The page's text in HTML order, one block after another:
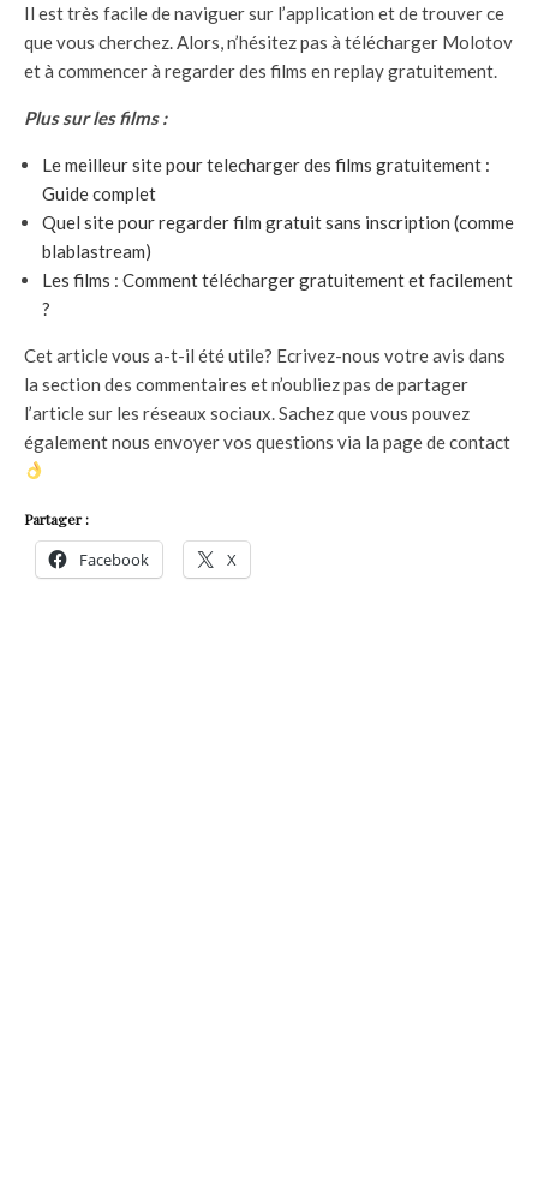
Il est très facile de naviguer sur l’application et de trouver ce
que vous cherchez. Alors, n’hésitez pas à télécharger Molotov
et à commencer à regarder des films en replay gratuitement.
Plus sur les films :
Le meilleur site pour telecharger des films gratuitement :
Guide complet
Quel site pour regarder film gratuit sans inscription (comme
blablastream)
Les films : Comment télécharger gratuitement et facilement
?
Cet article vous a-t-il été utile? Ecrivez-nous votre avis dans
la section des commentaires et n’oubliez pas de partager
l’article sur les réseaux sociaux. Sachez que vous pouvez
également nous envoyer vos questions via la page de contact
Partager :
Facebook X